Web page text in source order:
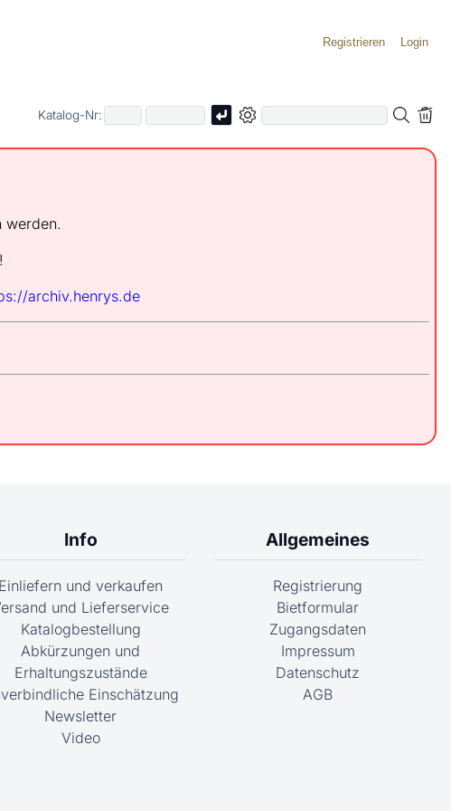
Registrieren Login
Katalog-Nr:
werden.
archiv.henrys.de
Info
Einliefern und verkaufen
und Lieferservice
Katalogbestellung
Abkürzungen und
Erhaltungszustände
Einschätzung
Newsletter
Video
Allgemeines
Registrierung
Bietformular
Zugangsdaten
Impressum
Datenschutz
AGB